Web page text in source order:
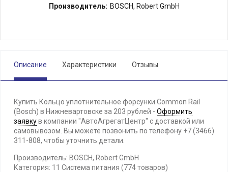
Производитель: BOSCH, Robert GmbH
Описание Характеристики Отзывы
Купить Кольцо уплотнительное форсунки Common Rail
(Bosch) в Нижневартовске за 203 рублей - Оформить
заявкув компании "АвтоАгрегатЦентр" с доставкой или
самовывозом. Вы можете позвонить по телефону +7 (3466)
311-808, чтобы уточнить детали.
Производитель: BOSCH, Robert GmbH
Категория: 11 Система питания (774 товаров)